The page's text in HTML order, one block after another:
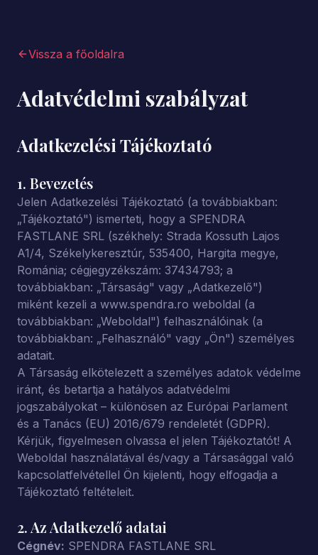
Vissza a főoldalra
Adatvédelmi szabályzat
Adatkezelési Tájékoztató
1. Bevezetés
Jelen Adatkezelési Tájékoztató (a továbbiakban:
„Tájékoztató") ismerteti, hogy a SPENDRA
FASTLANE SRL (székhely: Strada Kossuth Lajos
A1/4, Székelykeresztúr, 535400, Hargita megye,
Románia; cégjegyzékszám: 37434793; a
továbbiakban: „Társaság" vagy „Adatkezelő")
miként kezeli a www.spendra.ro weboldal (a
továbbiakban: „Weboldal") felhasználóinak (a
továbbiakban: „Felhasználó" vagy „Ön") személyes
adatait.
A Társaság elkötelezett a személyes adatok védelme
iránt, és betartja a hatályos adatvédelmi
jogszabályokat – különösen az Európai Parlament
és a Tanács (EU) 2016/679 rendeletét (GDPR).
Kérjük, figyelmesen olvassa el jelen Tájékoztatót! A
Weboldal használatával és/vagy a Társasággal való
kapcsolatfelvétellel Ön kijelenti, hogy elfogadja a
Tájékoztató feltételeit.
2. Az Adatkezelő adatai
Cégnév: SPENDRA FASTLANE SRL